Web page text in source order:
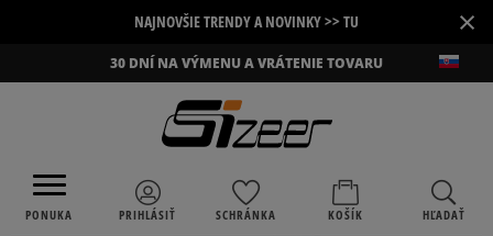
NAJNOVŠIE TRENDY A NOVINKY >> TU ×
30 DNÍ NA VÝMENU A VRÁTENIE TOVARU
PONUKA PRIHLÁSIŤ SCHRÁNKA KOŠÍK HĽADAŤ